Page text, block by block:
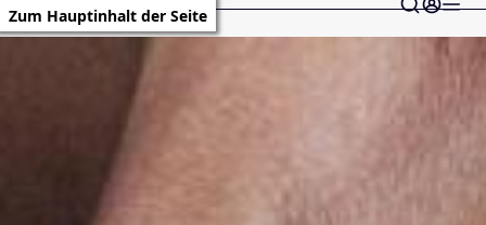
Zum Hauptinhalt der Seite